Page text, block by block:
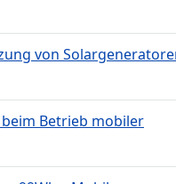
von
Betrieb mobiler